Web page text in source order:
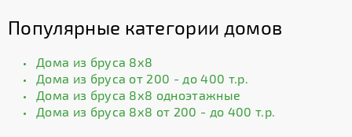
Популярные категории домов
Дома из бруса 8х8
Дома из бруса от 200 - до 400 т.р.
Дома из бруса 8х8 одноэтажные
Дома из бруса 8х8 от 200 - до 400 т.р.